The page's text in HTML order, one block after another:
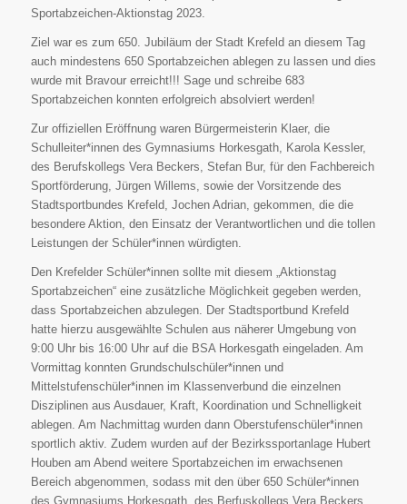
Sportabzeichen-Aktionstag 2023.
Ziel war es zum 650. Jubiläum der Stadt Krefeld an diesem Tag
auch mindestens 650 Sportabzeichen ablegen zu lassen und dies
wurde mit Bravour erreicht!!! Sage und schreibe 683
Sportabzeichen konnten erfolgreich absolviert werden!
Zur offiziellen Eröffnung waren Bürgermeisterin Klaer, die
Schulleiter*innen des Gymnasiums Horkesgath, Karola Kessler,
des Berufskollegs Vera Beckers, Stefan Bur, für den Fachbereich
Sportförderung, Jürgen Willems, sowie der Vorsitzende des
Stadtsportbundes Krefeld, Jochen Adrian, gekommen, die die
besondere Aktion, den Einsatz der Verantwortlichen und die tollen
Leistungen der Schüler*innen würdigten.
Den Krefelder Schüler*innen sollte mit diesem „Aktionstag
Sportabzeichen“ eine zusätzliche Möglichkeit gegeben werden,
dass Sportabzeichen abzulegen. Der Stadtsportbund Krefeld
hatte hierzu ausgewählte Schulen aus näherer Umgebung von
9:00 Uhr bis 16:00 Uhr auf die BSA Horkesgath eingeladen. Am
Vormittag konnten Grundschulschüler*innen und
Mittelstufenschüler*innen im Klassenverbund die einzelnen
Disziplinen aus Ausdauer, Kraft, Koordination und Schnelligkeit
ablegen. Am Nachmittag wurden dann Oberstufenschüler*innen
sportlich aktiv. Zudem wurden auf der Bezirkssportanlage Hubert
Houben am Abend weitere Sportabzeichen im erwachsenen
Bereich abgenommen, sodass mit den über 650 Schüler*innen
des Gymnasiums Horkesgath, des Berfuskollegs Vera Beckers